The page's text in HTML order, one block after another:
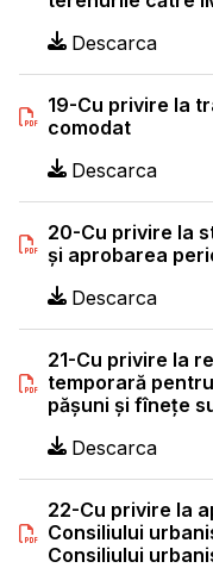
Descarca
19-Cu privire la
comodat
Descarca
20-Cu privire la
şi aprobarea
Descarca
21-Cu privire la
temporară
păşuni şi fîneţe
Descarca
22-Cu privire la
Consiliului
Consiliului